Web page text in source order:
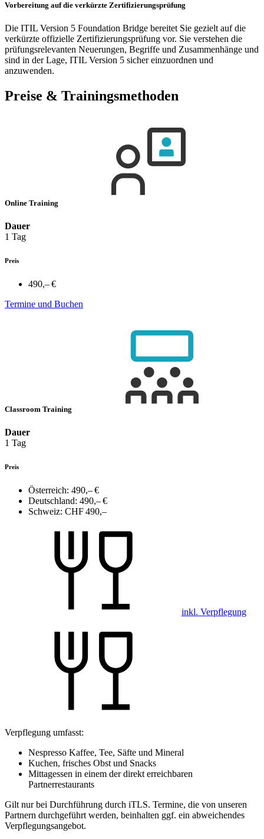
Vorbereitung auf die verkürzte Zertifizierungsprüfung
Die ITIL Version 5 Foundation Bridge bereitet Sie gezielt auf die
verkürzte offizielle Zertifizierungsprüfung vor. Sie verstehen die
prüfungsrelevanten Neuerungen, Begriffe und Zusammenhänge und
sind in der Lage, ITIL Version 5 sicher einzuordnen und
anzuwenden.
Preise & Trainingsmethoden
Online Training
Dauer
1 Tag
Preis
490,– €
Termine und Buchen
Classroom Training
Dauer
1 Tag
Preis
Österreich: 490,– €
Deutschland: 490,– €
Schweiz: CHF 490,–
inkl. Verpflegung
Verpflegung umfasst:
Nespresso Kaffee, Tee, Säfte und Mineral
Kuchen, frisches Obst und Snacks
Mittagessen in einem der direkt erreichbaren
Partnerrestaurants
Gilt nur bei Durchführung durch iTLS. Termine, die von unseren
Partnern durchgeführt werden, beinhalten ggf. ein abweichendes
Verpflegungsangebot.